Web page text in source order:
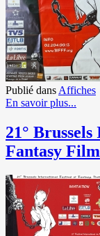
Publié dans Affiches
En savoir plus...
21°
Fantasy Film